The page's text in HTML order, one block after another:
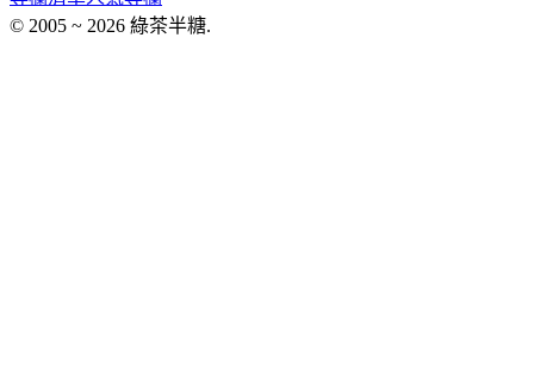
© 2005 ~ 2026 綠茶半糖.